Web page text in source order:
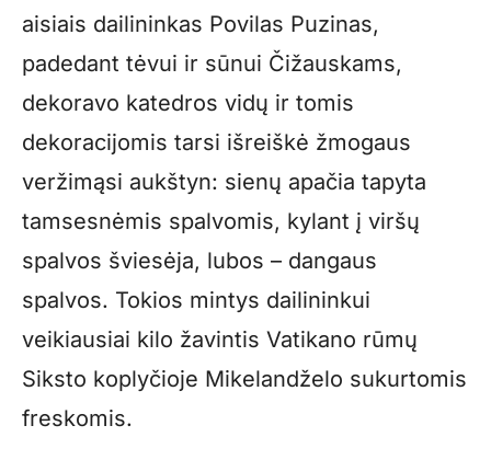
aisiais dailininkas Povilas Puzinas,
padedant tėvui ir sūnui Čižauskams,
dekoravo katedros vidų ir tomis
dekoracijomis tarsi išreiškė žmogaus
veržimąsi aukštyn: sienų apačia tapyta
tamsesnėmis spalvomis, kylant į viršų
spalvos šviesėja, lubos – dangaus
spalvos. Tokios mintys dailininkui
veikiausiai kilo žavintis Vatikano rūmų
Siksto koplyčioje Mikelandželo sukurtomis
freskomis.